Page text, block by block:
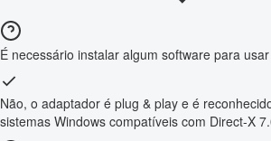
É necessário instalar algum software para
Não, o adaptador é plug & play e é
sistemas Windows compatíveis com Direct-X